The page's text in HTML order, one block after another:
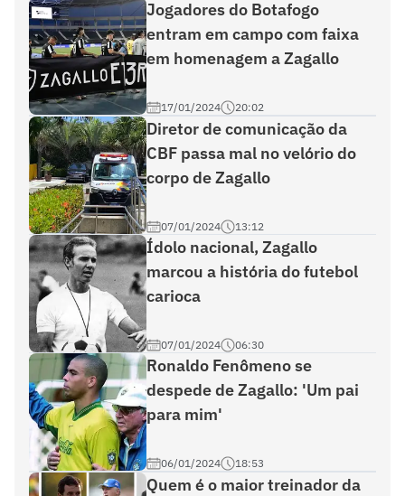
Jogadores do Botafogo
entram em campo com faixa
em homenagem a Zagallo
17/01/2024 20:02
Diretor de comunicação da
CBF passa mal no velório do
corpo de Zagallo
07/01/2024 13:12
Ídolo nacional, Zagallo
marcou a história do futebol
carioca
07/01/2024 06:30
Ronaldo Fenômeno se
despede de Zagallo: 'Um pai
para mim'
06/01/2024 18:53
Quem é o maior treinador da